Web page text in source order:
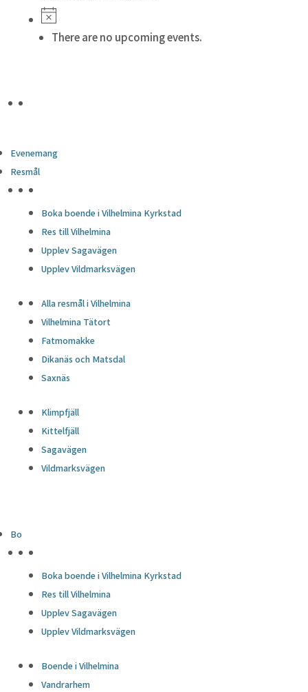
There are no upcoming events.
Evenemang
Resmål
Boka boende i Vilhelmina Kyrkstad
Res till Vilhelmina
Upplev Sagavägen
Upplev Vildmarksvägen
Alla resmål i Vilhelmina
Vilhelmina Tätort
Fatmomakke
Dikanäs och Matsdal
Saxnäs
Klimpfjäll
Kittelfjäll
Sagavägen
Vildmarksvägen
Bo
Boka boende i Vilhelmina Kyrkstad
Res till Vilhelmina
Upplev Sagavägen
Upplev Vildmarksvägen
Boende i Vilhelmina
Vandrarhem